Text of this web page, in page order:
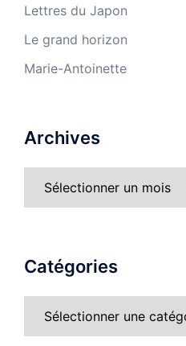
Lettres du Japon
Le grand horizon
Marie-Antoinette
Archives
Catégories